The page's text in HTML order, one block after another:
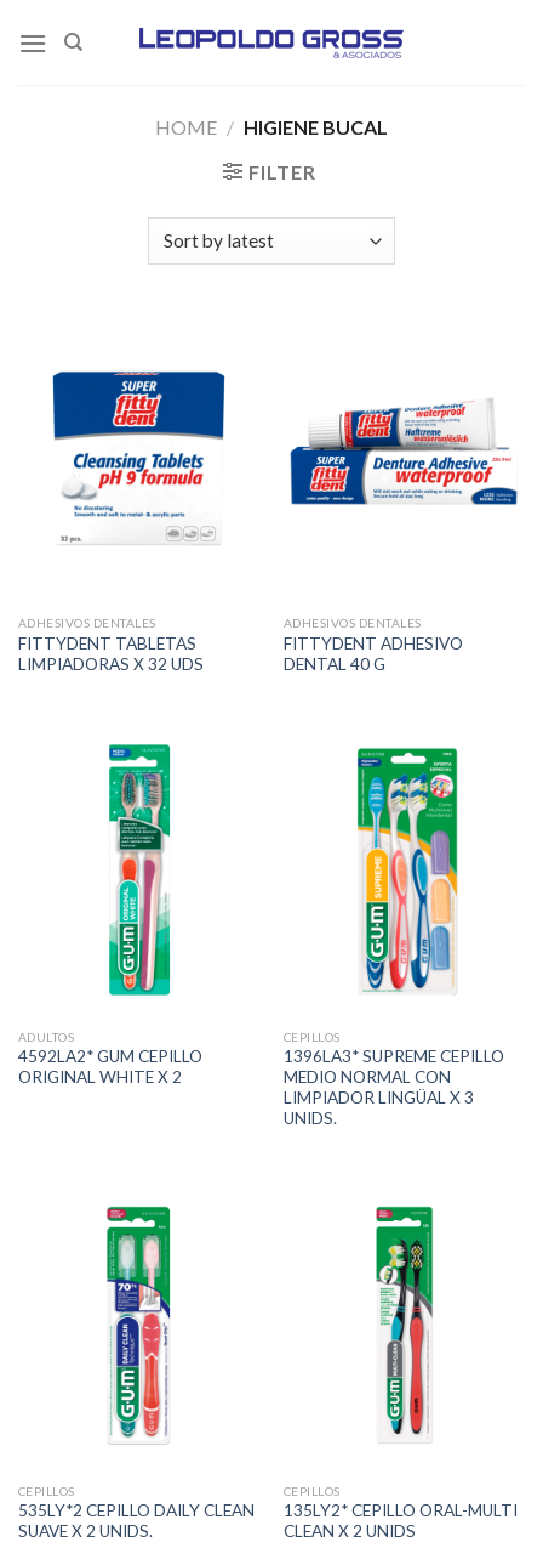
HOME / HIGIENE BUCAL
FILTER
ADHESIVOS DENTALES
FITTYDENT TABLETAS
LIMPIADORAS X 32 UDS
ADHESIVOS DENTALES
FITTYDENT ADHESIVO
DENTAL 40 G
ADULTOS
4592LA2* GUM CEPILLO
ORIGINAL WHITE X 2
CEPILLOS
1396LA3* SUPREME CEPILLO
MEDIO NORMAL CON
LIMPIADOR LINGÜAL X 3
UNIDS.
CEPILLOS
535LY*2 CEPILLO DAILY CLEAN
SUAVE X 2 UNIDS.
CEPILLOS
135LY2* CEPILLO ORAL-MULTI
CLEAN X 2 UNIDS